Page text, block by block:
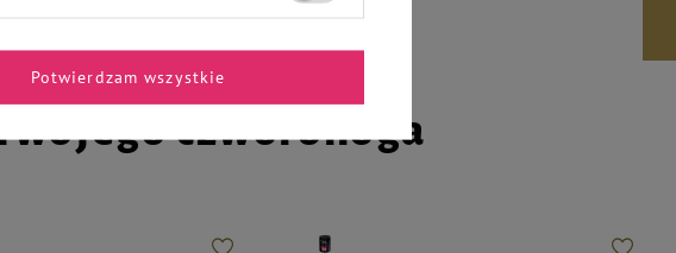
czworonoga
Potwierdzam wszystkie